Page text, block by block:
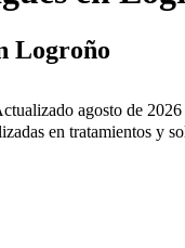
Logroño
agosto de 2026
en tratamientos y